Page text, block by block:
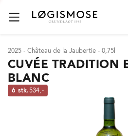
2025 - Château de la Jaubertie - 0,75l
CUVÉE TRADITION
BLANC
6 stk.534,-